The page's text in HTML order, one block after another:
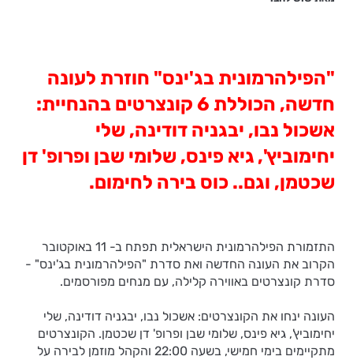
"הפילהרמונית בג'ינס" חוזרת לעונה
חדשה, הכוללת 6 קונצרטים בהנחיית:
אשכול נבו, יבגניה דודינה, שלי
יחימוביץ', גיא פינס, שלומי שבן ופרופ' דן
שכטמן, וגם.. כוס בירה לחימום.
התזמורת הפילהרמונית הישראלית תפתח ב- 11 באוקטובר
הקרוב את העונה החדשה ואת סדרת "הפילהרמונית בג'ינס" -
סדרת קונצרטים באווירה קלילה, עם מנחים מפורסמים.
העונה ינחו את הקונצרטים: אשכול נבו, יבגניה דודינה, שלי
יחימוביץ', גיא פינס, שלומי שבן ופרופ' דן שכטמן. הקונצרטים
מתקיימים בימי חמישי, בשעה 22:00 והקהל מוזמן לבירה על